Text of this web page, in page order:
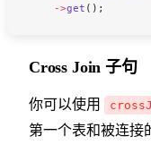
    ->
get ();
Cross Join 子句
你可以使用
第一个表和被连接